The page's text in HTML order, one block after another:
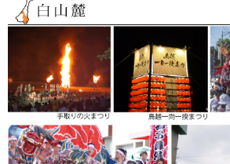
お祭備品と豆知識
お祭用品・品目
獅子舞・衣裳・別仕立・小物
祭り前掛け・けんたい・胸当て
提灯 祭